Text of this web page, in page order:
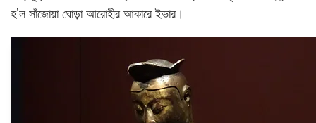
হ'ল সাঁজোয়া ঘোড়া আরোহীর আকারে ইভার।